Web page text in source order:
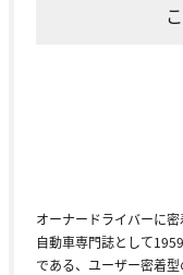
オーナードライバーに
自動車専門誌として
である、ユーザー密着